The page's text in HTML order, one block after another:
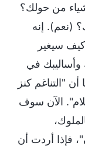
من حولك؟
(نعم). إنه
سيغير
في
"التناغم كنز
الآن سوف
فإذا أردت أن